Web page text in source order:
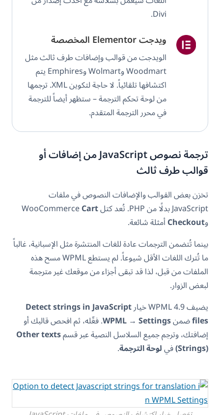
Divi.
ويدجت Elementor المخصصة
الويدجت من قوالب وإضافات طرف ثالث مثل
Woodmart وWolmart وEmphires يتم
اكتشافها تلقائياً. لا حاجة لتكوين XML. ترجمها
من لوحة تحكم الترجمة – ستظهر أيضاً للترجمة
في محرر الترجمة المتقدم.
ترجمة نصوص JavaScript من إضافات أو
قوالب طرف ثالث
تخزن بعض القوالب والإضافات النصوص في ملفات
JavaScript بدلًا من PHP. تُعد كتل WooCommerce
Cart
وCheckoutأمثلة شائعة.
بينما تُتضمن الترجمات عادة للغات المنتشرة مثل الإسبانية، غالباً
ما تُترك اللغات الأقل شيوعاً. لم يستطع WPML مسح هذه
الملفات من قبل، لذا قد تبقى أجزاء من موقعك غير مترجمة
لبعض الزوار.
يضيف WPML 4.9 خيار
Detect strings in JavaScript
filesضمنWPML → Settings. فعِّله، ثم افحص قالبك أو
إضافتك، وترجم جميع السلاسل النصية عبر قسمOther texts
(Strings)فيلوحة الترجمة.